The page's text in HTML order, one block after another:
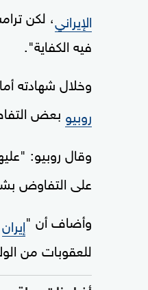
الإيراني، لكن
فيه الكفاية".
وخلال شهادته
روبيو بعض
وقال روبيو:
على التفاوض
وأضاف أن "إيران
للعقوبات من